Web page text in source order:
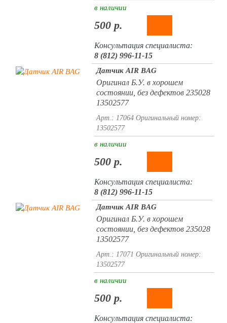
в наличии
500 р.
Консультация специалиста:
8 (812) 996-11-15
Датчик AIR BAG
Оригинал Б.У. в хорошем
состоянии, без дефектов 235028
13502577
Арт.: 17064 Оригинальный номер:
13502577
в наличии
500 р.
Консультация специалиста:
8 (812) 996-11-15
Датчик AIR BAG
Оригинал Б.У. в хорошем
состоянии, без дефектов 235028
13502577
Арт.: 17071 Оригинальный номер:
13502577
в наличии
500 р.
Консультация специалиста: